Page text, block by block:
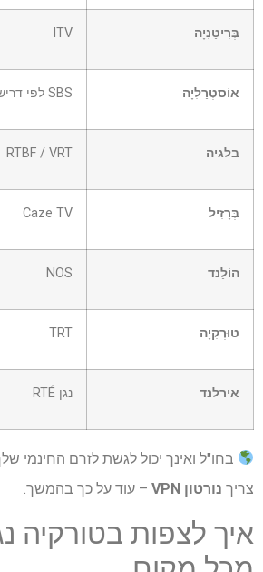
בְּרִיטַנִיָה ITV
אוֹסטְרַלִיָה SBS לפי דרישה
בלגיה RTBF / VRT
בְּרָזִיל Caze TV
הוֹלַנד NOS
טוּרְקִיָה TRT
אירלנד נגן RTÉ
בחו"ל ואינך יכול לגשת לזרם
צריך נורטון VPN – עוד על כך בהמשך.
איך לצפות בטורקיה